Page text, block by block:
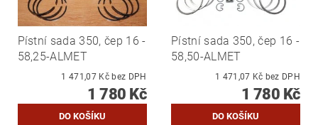
Pístní sada 350, čep 16 -
58,25-ALMET
1 471,07 Kč bez DPH
1 780 Kč
Pístní sada 350, čep 16 -
58,50-ALMET
1 471,07 Kč bez DPH
1 780 Kč